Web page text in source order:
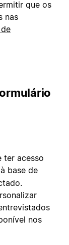
que os
nas
ter acesso
à base de
nos